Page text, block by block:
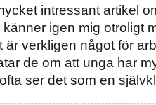
intressant artikel
igen mig otroligt
är verkligen något för
de om att unga har
ser det som en